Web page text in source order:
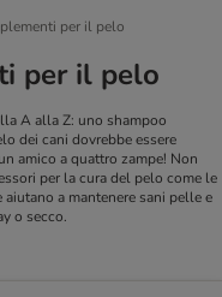
per il pelo
per il pelo
A alla Z: uno shampoo
dei cani dovrebbe essere
amico a quattro zampe! Non
per la cura del pelo come le
aiutano a mantenere sani pelle e
o secco.